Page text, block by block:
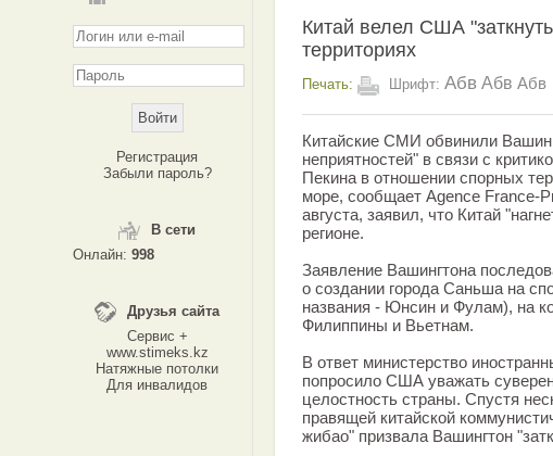
Регистрация
Забыли пароль?
В сети
Онлайн: 998
Друзья сайта
Сервис +
www.stimeks.kz
Натяжные потолки
Для инвалидов
Китай велел США
территориях
Печать: Шрифт: Абв Абв Абв
Китайские СМИ обвинили
неприятностей" в связи с
Пекина в отношении спорных
море, сообщает Agence France-
августа, заявил, что Китай
регионе.
Заявление Вашингтона
о создании города Саньша на
названия - Юнсин и Фулам), на
Филиппины и Вьетнам.
В ответ министерство
попросило США уважать
целостность страны. Спустя
правящей китайской
жибао" призвала Вашингтон